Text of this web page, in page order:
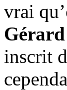
vrai
inscrit